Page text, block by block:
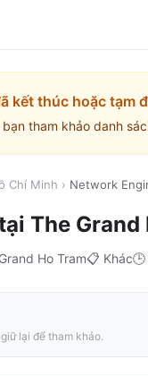
kết thúc hoặc tạm
tham khảo danh
Chí Minh › Network
The Grand
Ho Tram📋 Khác🕒
lại để tham khảo.